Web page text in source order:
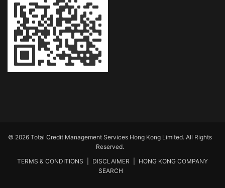
© 2026 Total Credit Management Services Hong Kong Limited. All Rights
Reserved.
TERMS & CONDITIONS
DISCLAIMER
HONG KONG COMPANY
SEARCH